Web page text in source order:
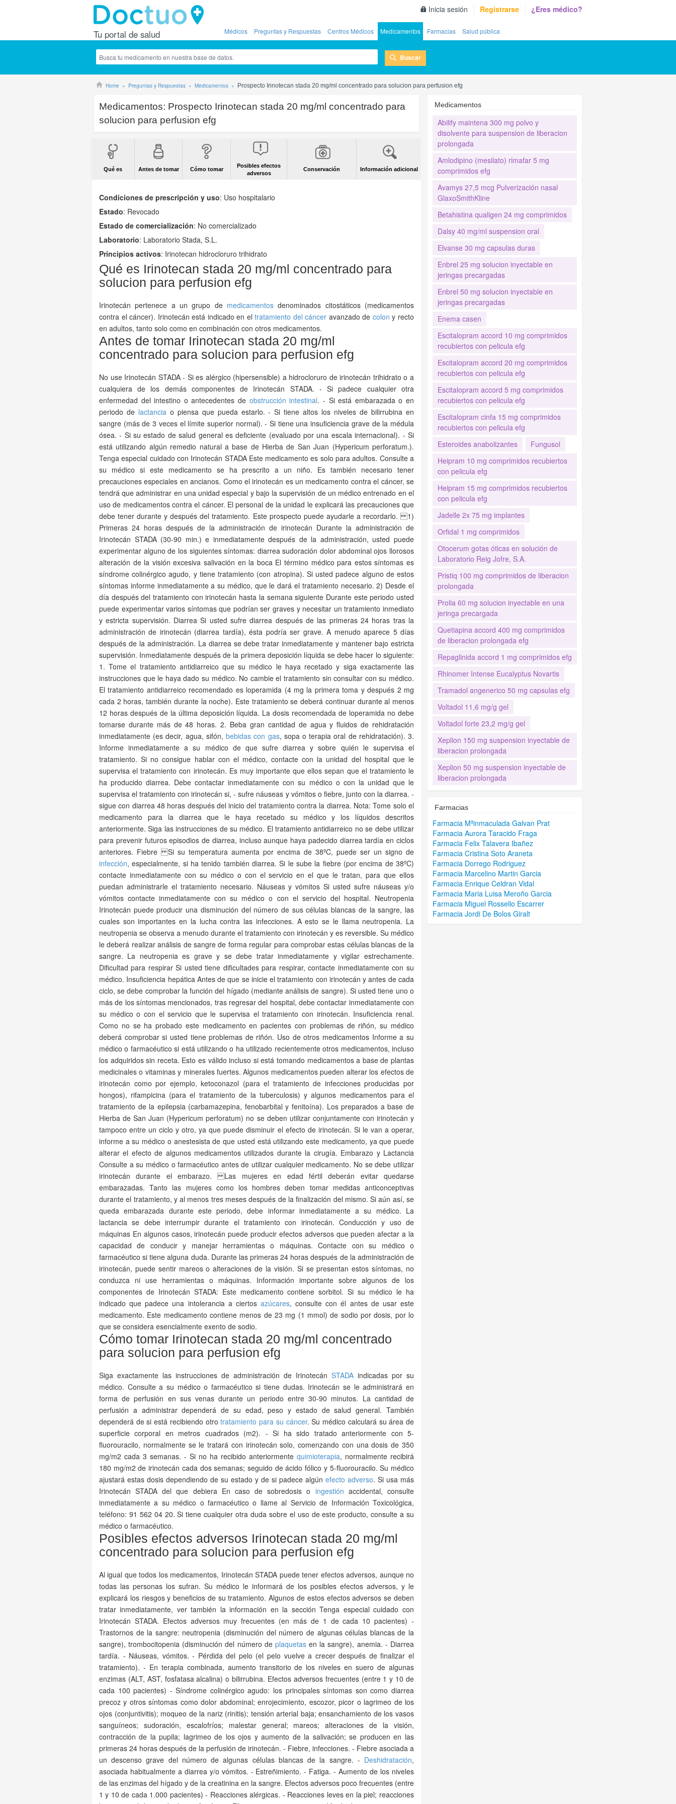
Tu portal de salud
Inicia sesión Registrarse ¿Eres médico?
Médicos Preguntas y Respuestas Centros Médicos Medicamentos Farmacias Salud pública
Buscar
Home Preguntas y Respuestas Medicamentos Prospecto Irinotecan stada 20 mg/ml concentrado para solucion para perfusion efg
Medicamentos: Prospecto Irinotecan stada 20 mg/ml concentrado para
solucion para perfusion efg
Qué es Antes de tomar Cómo tomar
Posibles efectos
adversos
Conservación Información adicional
Condiciones de prescripción y uso: Uso hospitalario
Estado: Revocado
Estado de comercialización: No comercializado
Laboratorio: Laboratorio Stada, S.L.
Principios activos: Irinotecan hidrocloruro trihidrato
Qué es Irinotecan stada 20 mg/ml concentrado para
solucion para perfusion efg
Irinotecán pertenece a un grupo de medicamentos denominados citostáticos (medicamentos
contra el cáncer). Irinotecán está indicado en eltratamiento del cáncer avanzado de colon y recto
en adultos, tanto solo como en combinación con otros medicamentos.
Antes de tomar Irinotecan stada 20 mg/ml
concentrado para solucion para perfusion efg
No use Irinotecán STADA - Si es alérgico (hipersensible) a hidrocloruro de irinotecán trihidrato o a
cualquiera de los demás componentes de Irinotecán STADA. - Si padece cualquier otra
enfermedad del intestino o antecedentes de obstrucción intestinal. - Si está embarazada o en
periodo de lactanciao piensa que pueda estarlo. - Si tiene altos los niveles de bilirrubina en
sangre (más de 3 veces el límite superior normal). - Si tiene una insuficiencia grave de la médula
ósea. - Si su estado de salud general es deficiente (evaluado por una escala internacional). - Si
está utilizando algún remedio natural a base de Hierba de San Juan (Hypericum perforatum.).
Tenga especial cuidado con Irinotecán STADA Este medicamento es solo para adultos. Consulte a
su médico si este medicamento se ha prescrito a un niño. Es también necesario tener
precauciones especiales en ancianos. Como el irinotecán es un medicamento contra el cáncer, se
tendrá que administrar en una unidad especial y bajo la supervisión de un médico entrenado en el
uso de medicamentos contra el cáncer. El personal de la unidad le explicará las precauciones que
debe tener durante y después del tratamiento. Este prospecto puede ayudarle a recordarlo. 1)
Primeras 24 horas después de la administración de irinotecán Durante la administración de
Irinotecán STADA (30-90 min.) e inmediatamente después de la administración, usted puede
experimentar alguno de los siguientes síntomas: diarrea sudoración dolor abdominal ojos llorosos
alteración de la visión excesiva salivación en la boca El término médico para estos síntomas es
síndrome colinérgico agudo, y tiene tratamiento (con atropina). Si usted padece alguno de estos
síntomas informe inmediatamente a su médico, que le dará el tratamiento necesario. 2) Desde el
día después del tratamiento con irinotecán hasta la semana siguiente Durante este periodo usted
puede experimentar varios síntomas que podrían ser graves y necesitar un tratamiento inmediato
y estricta supervisión. Diarrea Si usted sufre diarrea después de las primeras 24 horas tras la
administración de irinotecán (diarrea tardía), ésta podría ser grave. A menudo aparece 5 días
después de la administración. La diarrea se debe tratar inmediatamente y mantener bajo estricta
supervisión. Inmediatamente después de la primera deposición líquida se debe hacer lo siguiente:
1. Tome el tratamiento antidiarreico que su médico le haya recetado y siga exactamente las
instrucciones que le haya dado su médico. No cambie el tratamiento sin consultar con su médico.
El tratamiento antidiarreico recomendado es loperamida (4 mg la primera toma y después 2 mg
cada 2 horas, también durante la noche). Este tratamiento se deberá continuar durante al menos
12 horas después de la última deposición líquida. La dosis recomendada de loperamida no debe
tomarse durante más de 48 horas. 2. Beba gran cantidad de agua y fluidos de rehidratación
inmediatamente (es decir, agua, sifón,bebidas con gas, sopa o terapia oral de rehidratación). 3.
Informe inmediatamente a su médico de que sufre diarrea y sobre quién le supervisa el
tratamiento. Si no consigue hablar con el médico, contacte con la unidad del hospital que le
supervisa el tratamiento con irinotecán. Es muy importante que ellos sepan que el tratamiento le
ha producido diarrea. Debe contactar inmediatamente con su médico o con la unidad que le
supervisa el tratamiento con irinotecán si, - sufre náuseas y vómitos o fiebre, junto con la diarrea. -
sigue con diarrea 48 horas después del inicio del tratamiento contra la diarrea. Nota: Tome solo el
medicamento para la diarrea que le haya recetado su médico y los líquidos descritos
anteriormente. Siga las instrucciones de su médico. El tratamiento antidiarreico no se debe utilizar
para prevenir futuros episodios de diarrea, incluso aunque haya padecido diarrea tardía en ciclos
anteriores. Fiebre Si su temperatura aumenta por encima de 38ºC, puede ser un signo de
infección, especialmente, si ha tenido también diarrea. Si le sube la fiebre (por encima de 38ºC)
contacte inmediatamente con su médico o con el servicio en el que le tratan, para que ellos
puedan administrarle el tratamiento necesario. Náuseas y vómitos Si usted sufre náuseas y/o
vómitos contacte inmediatamente con su médico o con el servicio del hospital. Neutropenia
Irinotecán puede producir una disminución del número de sus células blancas de la sangre, las
cuales son importantes en la lucha contra las infecciones. A esto se le llama neutropenia. La
neutropenia se observa a menudo durante el tratamiento con irinotecán y es reversible. Su médico
le deberá realizar análisis de sangre de forma regular para comprobar estas células blancas de la
sangre. La neutropenia es grave y se debe tratar inmediatamente y vigilar estrechamente.
Dificultad para respirar Si usted tiene dificultades para respirar, contacte inmediatamente con su
médico. Insuficiencia hepática Antes de que se inicie el tratamiento con irinotecán y antes de cada
ciclo, se debe comprobar la función del hígado (mediante análisis de sangre). Si usted tiene uno o
más de los síntomas mencionados, tras regresar del hospital, debe contactar inmediatamente con
su médico o con el servicio que le supervisa el tratamiento con irinotecán. Insuficiencia renal.
Como no se ha probado este medicamento en pacientes con problemas de riñón, su médico
deberá comprobar si usted tiene problemas de riñón. Uso de otros medicamentos Informe a su
médico o farmacéutico si está utilizando o ha utilizado recientemente otros medicamentos, incluso
los adquiridos sin receta. Esto es válido incluso si está tomando medicamentos a base de plantas
medicinales o vitaminas y minerales fuertes. Algunos medicamentos pueden alterar los efectos de
irinotecán como por ejemplo, ketoconazol (para el tratamiento de infecciones producidas por
hongos), rifampicina (para el tratamiento de la tuberculosis) y algunos medicamentos para el
tratamiento de la epilepsia (carbamazepina, fenobarbital y fenitoína). Los preparados a base de
Hierba de San Juan (Hypericum perforatum) no se deben utilizar conjuntamente con irinotecán y
tampoco entre un ciclo y otro, ya que puede disminuir el efecto de irinotecán. Si le van a operar,
informe a su médico o anestesista de que usted está utilizando este medicamento, ya que puede
alterar el efecto de algunos medicamentos utilizados durante la cirugía. Embarazo y Lactancia
Consulte a su médico o farmacéutico antes de utilizar cualquier medicamento. No se debe utilizar
irinotecán durante el embarazo. Las mujeres en edad fértil deberán evitar quedarse
embarazadas. Tanto las mujeres como los hombres deben tomar medidas anticonceptivas
durante el tratamiento, y al menos tres meses después de la finalización del mismo. Si aún así, se
queda embarazada durante este periodo, debe informar inmediatamente a su médico. La
lactancia se debe interrumpir durante el tratamiento con irinotecán. Conducción y uso de
máquinas En algunos casos, irinotecán puede producir efectos adversos que pueden afectar a la
capacidad de conducir y manejar herramientas o máquinas. Contacte con su médico o
farmacéutico si tiene alguna duda. Durante las primeras 24 horas después de la administración de
irinotecán, puede sentir mareos o alteraciones de la visión. Si se presentan estos síntomas, no
conduzca ni use herramientas o máquinas. Información importante sobre algunos de los
componentes de Irinotecán STADA: Este medicamento contiene sorbitol. Si su médico le ha
indicado que padece una intolerancia a ciertos azúcares, consulte con él antes de usar este
medicamento. Este medicamento contiene menos de 23 mg (1 mmol) de sodio por dosis, por lo
que se considera esencialmente exento de sodio.
Cómo tomar Irinotecan stada 20 mg/ml concentrado
para solucion para perfusion efg
Siga exactamente las instrucciones de administración de Irinotecán STADA indicadas por su
médico. Consulte a su médico o farmacéutico si tiene dudas. Irinotecán se le administrará en
forma de perfusión en sus venas durante un periodo entre 30-90 minutos. La cantidad de
perfusión a administrar dependerá de su edad, peso y estado de salud general. También
dependerá de si está recibiendo otrotratamiento para su cáncer. Su médico calculará su área de
superficie corporal en metros cuadrados (m2). - Si ha sido tratado anteriormente con 5-
fluorouracilo, normalmente se le tratará con irinotecán solo, comenzando con una dosis de 350
mg/m2 cada 3 semanas. - Si no ha recibido anteriormente quimioterapia, normalmente recibirá
180 mg/m2 de irinotecán cada dos semanas; seguido de ácido fólico y 5-fluorouracilo. Su médico
ajustará estas dosis dependiendo de su estado y de si padece algún efecto adverso. Si usa más
Irinotecán STADA del que debiera En caso de sobredosis o ingestión accidental, consulte
inmediatamente a su médico o farmacéutico o llame al Servicio de Información Toxicológica,
teléfono: 91 562 04 20. Si tiene cualquier otra duda sobre el uso de este producto, consulte a su
médico o farmacéutico.
Posibles efectos adversos Irinotecan stada 20 mg/ml
concentrado para solucion para perfusion efg
Al igual que todos los medicamentos, Irinotecán STADA puede tener efectos adversos, aunque no
todas las personas los sufran. Su médico le informará de los posibles efectos adversos, y le
explicará los riesgos y beneficios de su tratamiento. Algunos de estos efectos adversos se deben
tratar inmediatamente, ver también la información en la sección Tenga especial cuidado con
Irinotecán STADA. Efectos adversos muy frecuentes (en más de 1 de cada 10 pacientes) -
Trastornos de la sangre: neutropenia (disminución del número de algunas células blancas de la
sangre), trombocitopenia (disminución del número de plaquetas en la sangre), anemia. - Diarrea
tardía. - Náuseas, vómitos. - Pérdida del pelo (el pelo vuelve a crecer después de finalizar el
tratamiento). - En terapia combinada, aumento transitorio de los niveles en suero de algunas
enzimas (ALT, AST, fosfatasa alcalina) o bilirrubina. Efectos adversos frecuentes (entre 1 y 10 de
cada 100 pacientes) - Síndrome colinérgico agudo: los principales síntomas son como diarrea
precoz y otros síntomas como dolor abdominal; enrojecimiento, escozor, picor o lagrimeo de los
ojos (conjuntivitis); moqueo de la nariz (rinitis); tensión arterial baja; ensanchamiento de los vasos
sanguíneos; sudoración, escalofríos; malestar general; mareos; alteraciones de la visión,
contracción de la pupila; lagrimeo de los ojos y aumento de la salivación; se producen en las
primeras 24 horas después de la perfusión de irinotecán. - Fiebre, infecciones. - Fiebre asociada a
un descenso grave del número de algunas células blancas de la sangre. - Deshidratación,
asociada habitualmente a diarrea y/o vómitos. - Estreñimiento. - Fatiga. - Aumento de los niveles
de las enzimas del hígado y de la creatinina en la sangre. Efectos adversos poco frecuentes (entre
1 y 10 de cada 1.000 pacientes) - Reacciones alérgicas. - Reacciones leves en la piel; reacciones
Medicamentos
Abilify maintena 300 mg polvo y
disolvente para suspension de liberacion
prolongada
Amlodipino (mesilato) rimafar 5 mg
comprimidos efg
Avamys 27,5 mcg Pulverización nasal
GlaxoSmithKline
Betahistina qualigen 24 mg comprimidos
Dalsy 40 mg/ml suspension oral
Elvanse 30 mg capsulas duras
Enbrel 25 mg solucion inyectable en
jeringas precargadas
Enbrel 50 mg solucion inyectable en
jeringas precargadas
Enema casen
Escitalopram accord 10 mg comprimidos
recubiertos con pelicula efg
Escitalopram accord 20 mg comprimidos
recubiertos con pelicula efg
Escitalopram accord 5 mg comprimidos
recubiertos con pelicula efg
Escitalopram cinfa 15 mg comprimidos
recubiertos con pelicula efg
Esteroides anabolizantes
Fungusol
Heipram 10 mg comprimidos recubiertos
con pelicula efg
Heipram 15 mg comprimidos recubiertos
con pelicula efg
Jadelle 2x 75 mg implantes
Orfidal 1 mg comprimidos
Otocerum gotas óticas en solución de
Laboratorio Reig Jofre, S.A.
Pristiq 100 mg comprimidos de liberacion
prolongada
Prolia 60 mg solucion inyectable en una
jeringa precargada
Quetiapina accord 400 mg comprimidos
de liberacion prolongada efg
Repaglinida accord 1 mg comprimidos efg
Rhinomer Intense Eucalyptus Novartis
Tramadol angenerico 50 mg capsulas efg
Voltadol 11,6 mg/g gel
Voltadol forte 23,2 mg/g gel
Xeplion 150 mg suspension inyectable de
liberacion prolongada
Xeplion 50 mg suspension inyectable de
liberacion prolongada
Farmacias
Farmacia Mªinmaculada Galvan Prat
Farmacia Aurora Taracido Fraga
Farmacia Felix Talavera Ibañez
Farmacia Cristina Soto Araneta
Farmacia Dorrego Rodriguez
Farmacia Marcelino Martin Garcia
Farmacia Enrique Celdran Vidal
Farmacia Maria Luisa Meroño Garcia
Farmacia Miguel Rossello Escarrer
Farmacia Jordi De Bolos Giralt